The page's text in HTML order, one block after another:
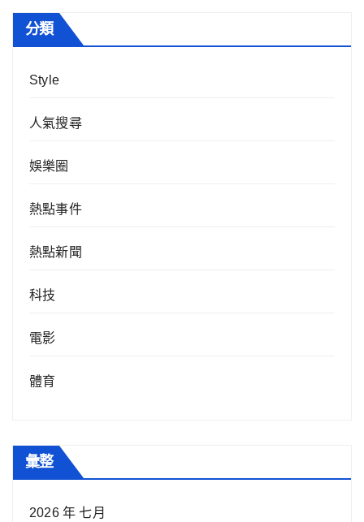
分類
Style
人氣搜尋
娛樂圈
熱點事件
熱點新聞
科技
電影
體育
彙整
2026 年 七月